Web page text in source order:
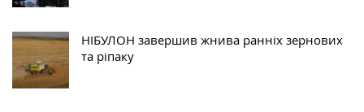
НІБУЛОН завершив жнива ранніх зернових
та ріпаку